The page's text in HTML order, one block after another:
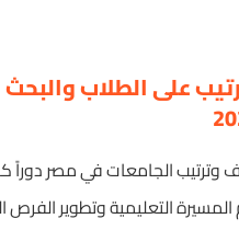
على الطلاب
وترتيب الجامعات في مصر دوراً
التعليمية وتطوير الفرص